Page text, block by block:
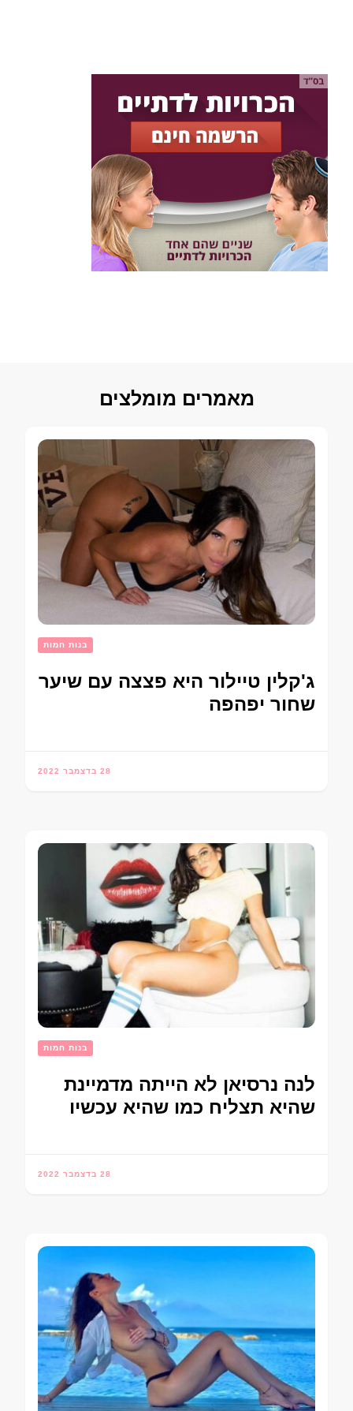
מאמרים מומלצים
בנות חמות
ג'קלין טיילור היא פצצה עם שיער
שחור יפהפה
28 בדצמבר 2022
בנות חמות
לנה נרסיאן לא הייתה מדמיינת
שהיא תצליח כמו שהיא עכשיו
28 בדצמבר 2022